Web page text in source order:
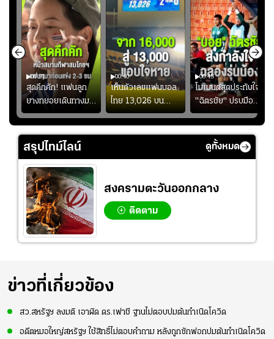
00:51
สุดคึกคัก! แฟนลูก
ยางทยอยเดินทางมา
หน้าสนามกีฬา
สมโภชฯ กันอย่าง
คึกคัก ก่อนเกมเริ่ม
2-3 ชั่วโมง
00:40
เห็นตัวเลขแฟนบอล
ไทย 13,026 บน
สกอร์บอร์ดแล้วแอบ
ใจหาย น้อยกว่านัดที่
00:45
โมเมนต์สุดประทับใจ!
"ฉัตรชัย" ปรบมือ
ฉลองประตูแรกให้
ดาวรุ่ง "เจะฮานาฟี"
ในสีเสื้อช้างศึกชุด
สรุปไทม์ไลน์ ดูทั้งหมด
สงครามตะวันออกกลาง
ติดตาม
ข่าวที่เกี่ยวข้อง
สว.สหรัฐฯ ลงมติ เอาผิด ดร.เฟาชี ฐานไม่ตอบปมต้นกำเนิดโควิด
อดีตหมอใหญ่สหรัฐฯ ใช้สิทธิ์ไม่ตอบคำถาม หลังถูกซักฟอกปมต้นกำเนิดโควิด